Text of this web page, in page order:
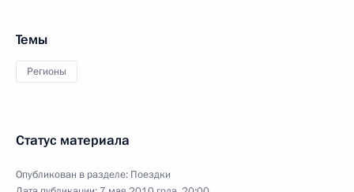
Темы
Регионы
Статус материала
Опубликован в разделе: Поездки